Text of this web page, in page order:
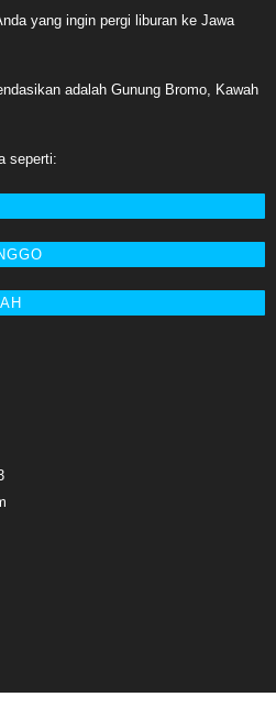
yang ingin pergi liburan ke Jawa
adalah Gunung Bromo, Kawah
seperti: